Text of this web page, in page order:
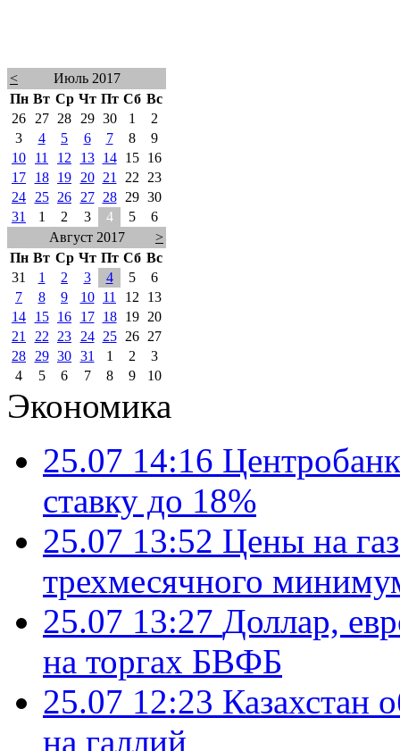
<
Июль 2017
Пн Вт Ср Чт Пт Сб Вс
26
27 28 29 30 1
2
3
4 5 6 7 8
9
10
11 12 13 14 15
16
17
18 19 20 21 22
23
24
25 26 27 28 29 30
31
1 2 3 4 5
6
Август 2017
>
Пн Вт Ср Чт Пт Сб Вс
31
1 2 3 4 5
6
7
8 9 10 11 12
13
14
15 16 17 18 19
20
21
22 23 24 25 26
27
28
29 30 31 1 2
3
4
5 6 7 8 9 10
Экономика
25.07 14:16
ставку до 18%
25.07 13:52 Цены на
трехмесячного
25.07 13:27 Доллар,
на торгах БВФБ
25.07 12:23 Казахстан
на галлий